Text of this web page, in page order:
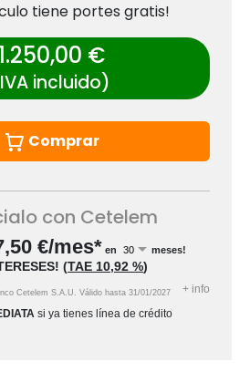
tiene portes gratis!
1.250,00 €
incluido)
Comprar
con Cetelem
€/mes* en meses!
(TAE 10,92 %)
Cetelem S.A.U. Válido hasta 31/01/2027 + info
si ya tienes línea de crédito